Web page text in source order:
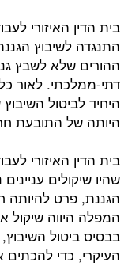
בית הדין האיזורי
התנגדה לשיבוץ
ההורים שלא לשבץ
דתי-ממלכתי. לאור
היחיד לביטול
היותה של התובעת
בית הדין האיזורי
שהיו שיקולים
הגננת, פרט להיותה
המפלה היווה שיקול
בבסיס ביטול
העיקרי, כדי